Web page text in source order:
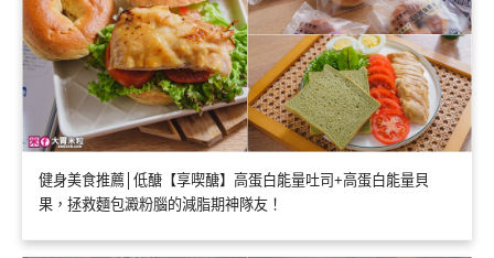
健身美食推薦│低醣【享喫醣】高蛋白能量吐司+高蛋白能量貝
果，拯救麵包澱粉腦的減脂期神隊友！